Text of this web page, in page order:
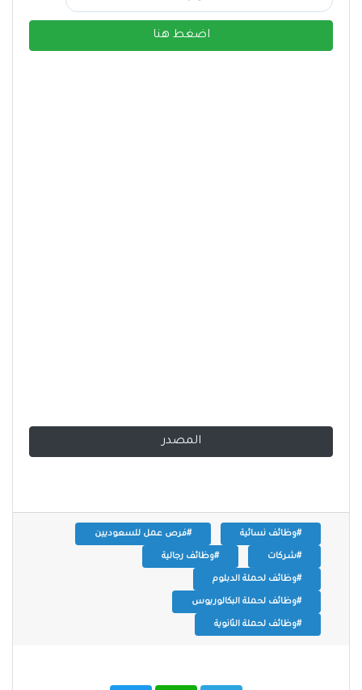
اضغط هنا
المصدر
#وظائف نسائية #فرص عمل للسعوديين
#شركات #وظائف رجالية
#وظائف لحملة الدبلوم
#وظائف لحملة البكالوريوس
#وظائف لحملة الثانوية